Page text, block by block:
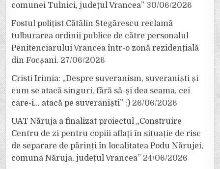
comunei Tulnici, județul Vrancea” 30/06/2026
Fostul polițist Cătălin Stegărescu reclamă
tulburarea ordinii publice de către personalul
Penitenciarului Vrancea într-o zonă rezidențială
din Focșani. 27/06/2026
Cristi Irimia: „Despre suveranism, suveraniști și
cum se atacă singuri, fără să-și dea seama, cei
care-i… atacă pe suveraniști” :) 26/06/2026
UAT Năruja a finalizat proiectul „Construire
Centru de zi pentru copiii aflați în situație de risc
de separare de părinți în localitatea Podu Nărujei,
comuna Năruja, județul Vrancea” 24/06/2026